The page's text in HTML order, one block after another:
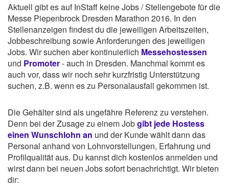
Aktuell gibt es auf InStaff keine Jobs / Stellengebote für die
Messe Piepenbrock Dresden Marathon 2016. In den
Stellenanzeigen findest du die jeweiligen Arbeitszeiten,
Jobbeschreibung sowie Anforderungen des jeweiligen
Jobs. Wir suchen aber kontinuierlich Messehostessen
und Promoter- auch in Dresden. Manchmal kommt es
auch vor, dass wir noch sehr kurzfristig Unterstützung
suchen, z.B. wenn es zu Personalausfall gekommen ist.
Die Gehälter sind als ungefähre Referenz zu verstehen.
Denn bei der Zusage zu einem Jobgibt jede Hostess
einen Wunschlohn an und der Kunde wählt dann das
Personal anhand von Lohnvorstellungen, Erfahrung und
Profilqualität aus. Du kannst dich kostenlos anmelden und
wirst dann bei neuen Jobs sofort benachrichtigt. Wir bieten
dir: